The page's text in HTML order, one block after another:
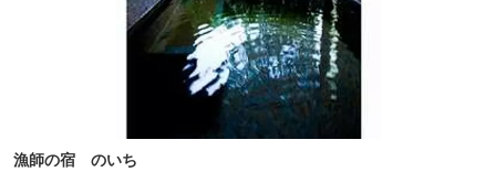
漁師の宿 のいち